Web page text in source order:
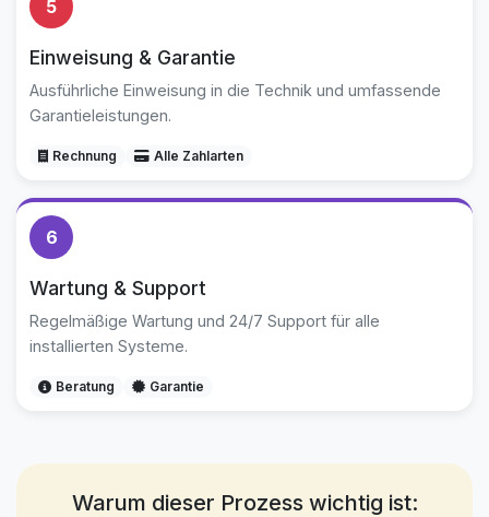
5
Einweisung & Garantie
Ausführliche Einweisung in die Technik und umfassende
Garantieleistungen.
Rechnung Alle Zahlarten
6
Wartung & Support
Regelmäßige Wartung und 24/7 Support für alle
installierten Systeme.
Beratung Garantie
Warum dieser Prozess wichtig ist: